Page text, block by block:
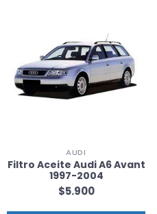
AUDI
Filtro Aceite Audi A6 Avant
1997-2004
$5.900